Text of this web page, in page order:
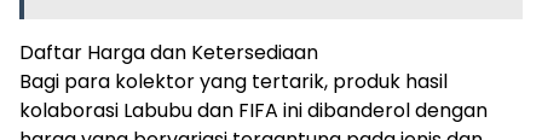
Daftar Harga dan Ketersediaan
Bagi para kolektor yang tertarik, produk hasil
kolaborasi Labubu dan FIFA ini dibanderol dengan